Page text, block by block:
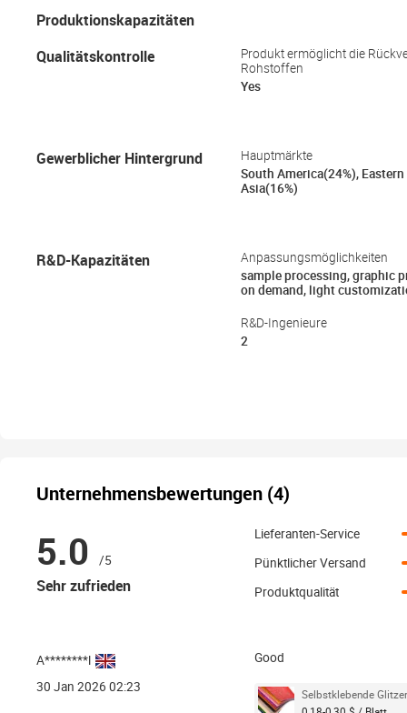
Produktionskapazitäten
Qualitätskontrolle
Produkt ermöglicht die
Rohstoffen
Yes
Gewerblicher Hintergrund
Hauptmärkte
South America(24%),
Asia(16%)
R&D-Kapazitäten
Anpassungsmöglichkeiten
sample processing, graphic
on demand, light
R&D-Ingenieure
2
Unternehmensbewertungen (4)
5.0 /5
Sehr zufrieden
Lieferanten-Service
Pünktlicher Versand
Produktqualität
A********l
30 Jan 2026 02:23
Good
Selbstklebende